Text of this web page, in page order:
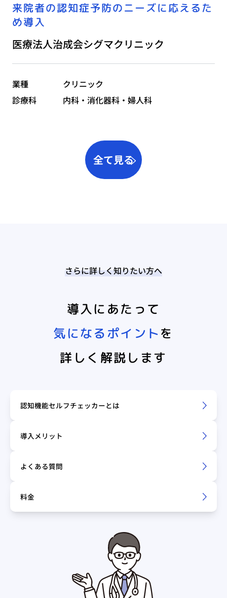
来院者の認知症予防のニーズに応えるた
め導入
医療法人治成会シグマクリニック
業種
クリニック
診療科
内科・消化器科・婦人科
全て見る
さらに詳しく知りたい方へ
導入にあたって
気になるポイントを
詳しく解説します
認知機能セルフチェッカーとは
導入メリット
よくある質問
料金